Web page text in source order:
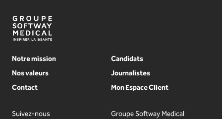
Notre mission
Nos valeurs
Contact
Candidats
Journalistes
Mon Espace Client
Suivez-nous
Groupe Softway Medical